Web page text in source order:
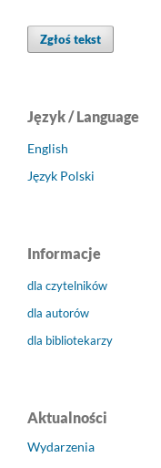
Zgłoś tekst
Język / Language
English
Język Polski
Informacje
dla czytelników
dla autorów
dla bibliotekarzy
Aktualności
Wydarzenia